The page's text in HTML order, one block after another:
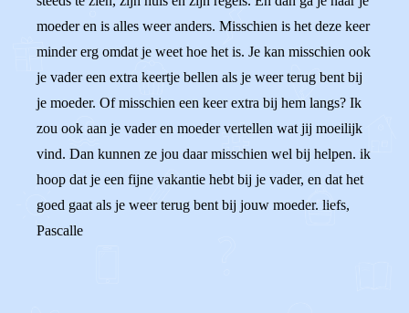
moeder en is alles weer anders. Misschien is het deze keer
minder erg omdat je weet hoe het is. Je kan misschien ook
je vader een extra keertje bellen als je weer terug bent bij
je moeder. Of misschien een keer extra bij hem langs? Ik
zou ook aan je vader en moeder vertellen wat jij moeilijk
vind. Dan kunnen ze jou daar misschien wel bij helpen. ik
hoop dat je een fijne vakantie hebt bij je vader, en dat het
goed gaat als je weer terug bent bij jouw moeder. liefs,
Pascalle